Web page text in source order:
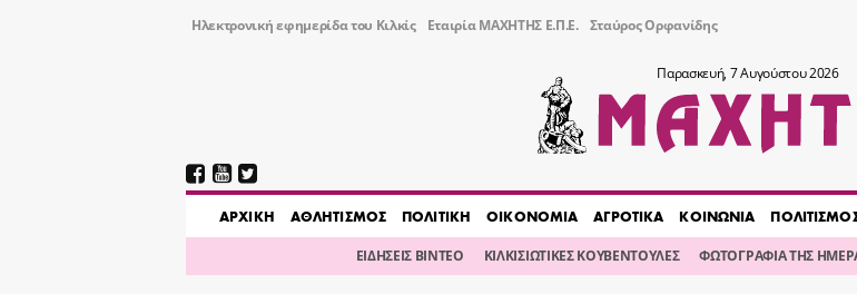
Ηλεκτρονική εφημερίδα του Κιλκίς Εταιρία ΜΑΧΗΤΗΣ Ε.Π.Ε. Σταύρος Ορφανίδης
Παρασκευή, 7 Αυγούστου 2026
AΡΧΙΚΗ ΑΘΛΗΤΙΣΜΟΣ ΠΟΛΙΤΙΚΗ ΟΙΚΟΝΟΜΙΑ ΑΓΡΟΤΙΚΑ ΚΟΙΝΩΝΙΑ
ΕΙΔΗΣΕΙΣ ΒΙΝΤΕΟ ΚΙΛΚΙΣΙΩΤΙΚΕΣ ΚΟΥΒΕΝΤΟΥΛΕΣ ΦΩΤΟΓΡΑΦΙΑ ΤΗΣ